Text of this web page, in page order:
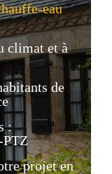
eau
climat et à
de
:
PTZ
projet en